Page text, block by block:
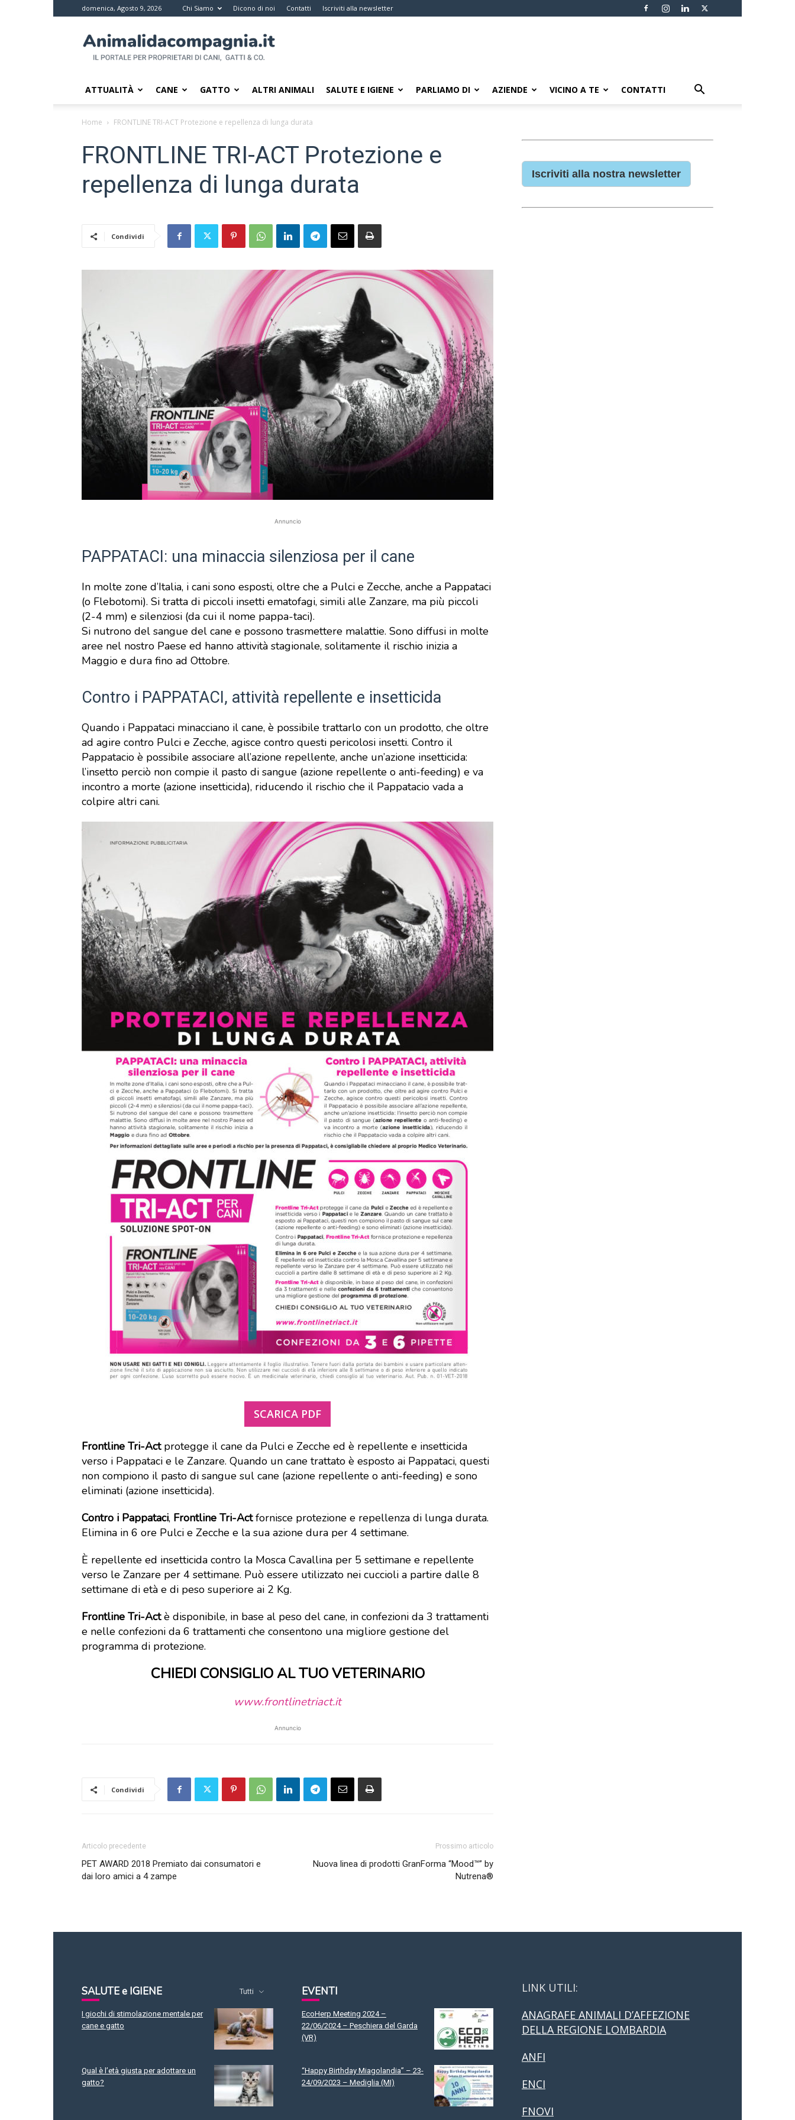
domenica, Agosto 9, 2026 Chi Siamo Dicono di noi Contatti Iscriviti alla newsletter
da
compagnia
Il
i
proprietari
di
ATTUALITÀ CANE GATTO ALTRI ANIMALI SALUTE E IGIENE PARLIAMO DI AZIENDE VICINO A TE CONTATTI
Home FRONTLINE TRI-ACT Protezione e repellenza di lunga durata
FRONTLINE TRI-ACT Protezione e
repellenza di lunga durata
Condividi
Annuncio
PAPPATACI: una minaccia silenziosa per il cane
In molte zone d’Italia, i cani sono esposti, oltre che a Pulci e Zecche, anche a Pappataci
(o Flebotomi). Si tratta di piccoli insetti ematofagi, simili alle Zanzare, ma più piccoli
(2-4 mm) e silenziosi (da cui il nome pappa-taci).
Si nutrono del sangue del cane e possono trasmettere malattie. Sono diffusi in molte
aree nel nostro Paese ed hanno attività stagionale, solitamente il rischio inizia a
Maggio e dura fino ad Ottobre.
Contro i PAPPATACI, attività repellente e insetticida
Quando i Pappataci minacciano il cane, è possibile trattarlo con un prodotto, che oltre
ad agire contro Pulci e Zecche, agisce contro questi pericolosi insetti. Contro il
Pappatacio è possibile associare all’azione repellente, anche un’azione insetticida:
l’insetto perciò non compie il pasto di sangue (azione repellente o anti-feeding) e va
incontro a morte (azione insetticida), riducendo il rischio che il Pappatacio vada a
colpire altri cani.
SCARICA PDF
Frontline Tri-Actprotegge il cane da Pulci e Zecche ed è repellente e insetticida
verso i Pappataci e le Zanzare. Quando un cane trattato è esposto ai Pappataci, questi
non compiono il pasto di sangue sul cane (azione repellente o anti-feeding) e sono
eliminati (azione insetticida).
Contro i Pappataci, Frontline Tri-Actfornisce protezione e repellenza di lunga durata.
Elimina in 6 ore Pulci e Zecche e la sua azione dura per 4 settimane.
È repellente ed insetticida contro la Mosca Cavallina per 5 settimane e repellente
verso le Zanzare per 4 settimane. Può essere utilizzato nei cuccioli a partire dalle 8
settimane di età e di peso superiore ai 2 Kg.
Frontline Tri-Actè disponibile, in base al peso del cane, in confezioni da 3 trattamenti
e nelle confezioni da 6 trattamenti che consentono una migliore gestione del
programma di protezione.
CHIEDI CONSIGLIO AL TUO VETERINARIO
www.frontlinetriact.it
Annuncio
Condividi
Articolo precedente
PET AWARD 2018 Premiato dai consumatori e
dai loro amici a 4 zampe
Prossimo articolo
Nuova linea di prodotti GranForma “Mood™” by
Nutrena®
Iscriviti alla nostra newsletter
SALUTE e IGIENE Tutti
I giochi di stimolazione mentale per
cane e gatto
Qual è l’età giusta per adottare un
gatto?
EVENTI
EcoHerp Meeting 2024 –
22/06/2024 – Peschiera del Garda
(VR)
“Happy Birthday Miagolandia” – 23-
24/09/2023 – Mediglia (MI)
LINK UTILI:
ANAGRAFE ANIMALI D’AFFEZIONE
DELLA REGIONE LOMBARDIA
ANFI
ENCI
FNOVI